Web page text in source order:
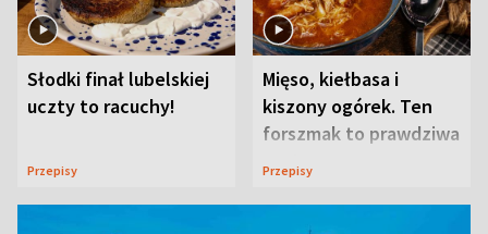
Słodki finał lubelskiej
uczty to racuchy!
Przepisy
Mięso, kiełbasa i
kiszony ogórek. Ten
forszmak to prawdziwa
uczta
Przepisy